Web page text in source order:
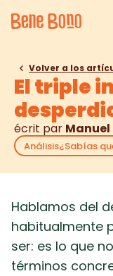
Volver a los
El triple
écrit par Manuel
Análisis¿Sabías
Hablamos del
habitualmente
ser: es lo que
términos